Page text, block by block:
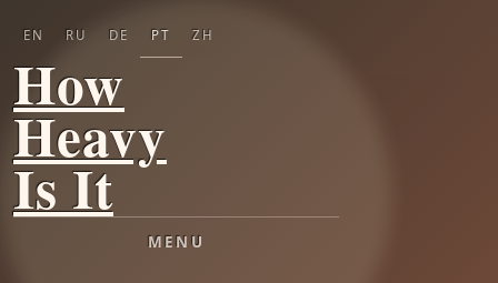
How
Heavy
Is It
MENU
EN RU DE PT ZH